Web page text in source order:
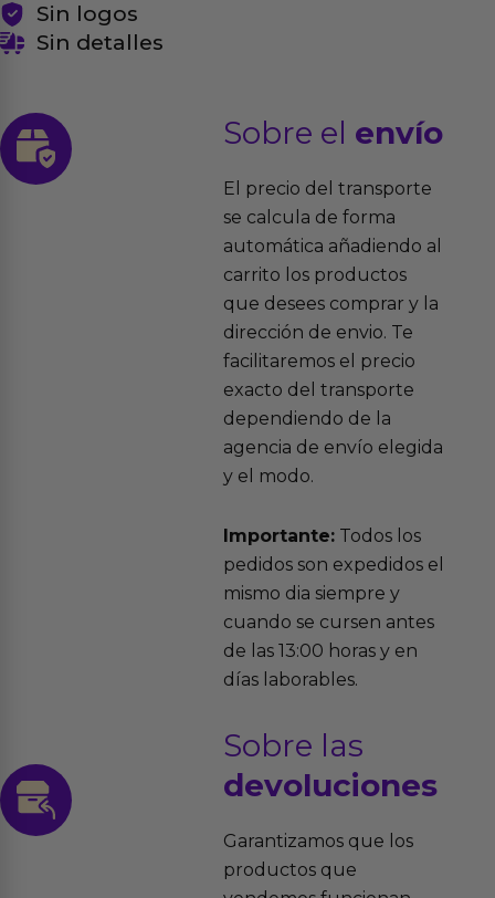
Sin logos
Sin detalles
Sobre el envío
El precio del transporte
se calcula de forma
automática añadiendo al
carrito los productos
que desees comprar y la
dirección de envio. Te
facilitaremos el precio
exacto del transporte
dependiendo de la
agencia de envío elegida
y el modo.
Importante:Todos los
pedidos son expedidos el
mismo dia siempre y
cuando se cursen antes
de las 13:00 horas y en
días laborables.
Sobre las
devoluciones
Garantizamos que los
productos que